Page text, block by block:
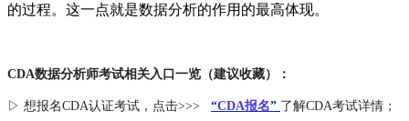
的过程。这一点就是数据分析的作用的最高体现。
CDA数据分析师考试相关入口一览（建议收藏）：
▷ 想报名CDA认证考试，点击>>> “CDA报名” 了解CDA考试详情；